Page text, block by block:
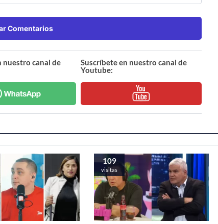
Comentarios
nuestro canal de
Suscríbete en nuestro canal de
Youtube:
109
visitas